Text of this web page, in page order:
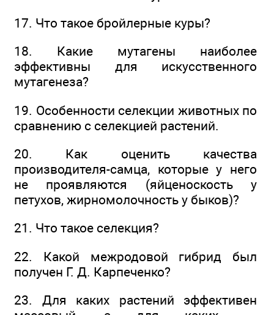
17. Что такое бройлерные куры?
18. Какие мутагены наиболее
эффективны для искусственного
мутагенеза?
19. Особенности селекции животных по
сравнению с селекцией растений.
20. Как оценить качества
производителя-самца, которые у него
не проявляются (яйценоскость у
петухов, жирномолочность у быков)?
21. Что такое селекция?
22. Какой межродовой гибрид был
получен Г. Д. Карпеченко?
23. Для каких растений эффективен